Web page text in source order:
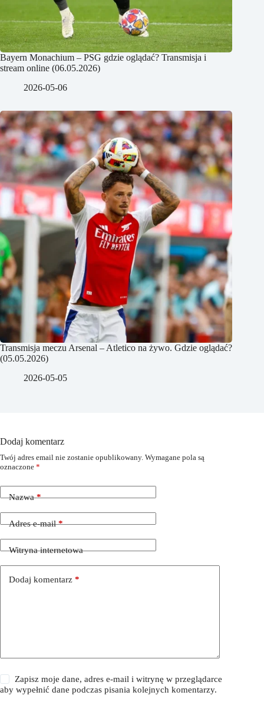
Bayern Monachium – PSG gdzie oglądać? Transmisja i
stream online (06.05.2026)
2026-05-06
Transmisja meczu Arsenal – Atletico na żywo. Gdzie oglądać?
(05.05.2026)
2026-05-05
Dodaj komentarz
Twój adres email nie zostanie opublikowany. Wymagane pola są
oznaczone *
Nazwa*
Adres e-mail*
Witryna internetowa
Dodaj komentarz *
Zapisz moje dane, adres e-mail i witrynę w przeglądarce
aby wypełnić dane podczas pisania kolejnych komentarzy.